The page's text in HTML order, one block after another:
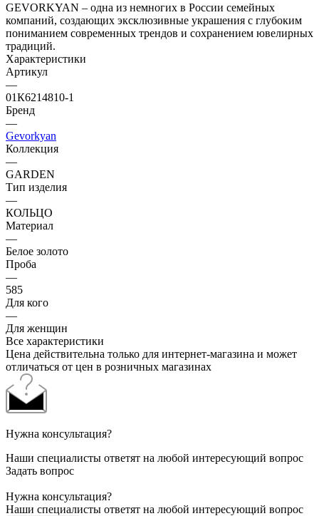
GEVORKYAN – одна из немногих в России семейных
компаний, создающих эксклюзивные украшения с глубоким
пониманием современных трендов и сохранением ювелирных
традиций.
Характеристики
Артикул
—
01К6214810-1
Бренд
—
Gevorkyan
Коллекция
—
GARDEN
Тип изделия
—
КОЛЬЦО
Материал
—
Белое золото
Проба
—
585
Для кого
—
Для женщин
Все характеристики
Цена действительна только для интернет-магазина и может
отличаться от цен в розничных магазинах
Нужна консультация?
Наши специалисты ответят на любой интересующий вопрос
Задать вопрос
Нужна консультация?
Наши специалисты ответят на любой интересующий вопрос